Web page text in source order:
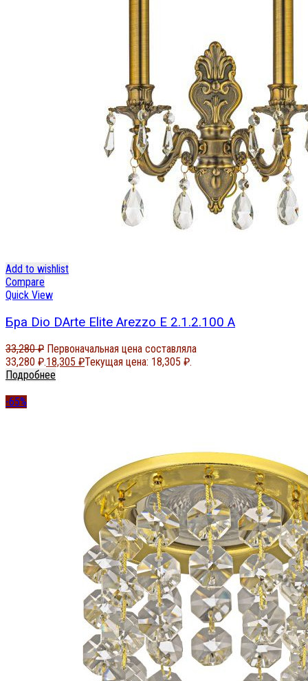
Add to wishlist
Compare
Quick View
Бра Dio DArte Elite Arezzo E 2.1.2.100 A
33,280₽ Первоначальная цена составляла
33,280 ₽.18,305 ₽Текущая цена: 18,305 ₽.
Подробнее
-65%